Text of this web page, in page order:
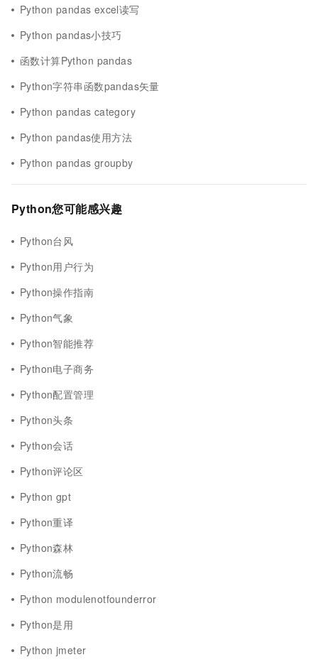
Python pandas excel读写
Python pandas小技巧
函数计算Python pandas
Python字符串函数pandas矢量
Python pandas category
Python pandas使用方法
Python pandas groupby
Python您可能感兴趣
Python台风
Python用户行为
Python操作指南
Python气象
Python智能推荐
Python电子商务
Python配置管理
Python头条
Python会话
Python评论区
Python gpt
Python重译
Python森林
Python流畅
Python modulenotfounderror
Python是用
Python jmeter